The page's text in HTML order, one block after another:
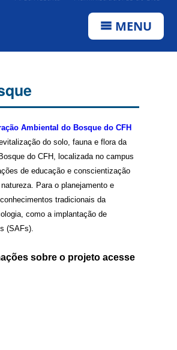
MENU
Ambiental do Bosque do CFH
do solo, fauna e flora da
do CFH, localizada no campus
de educação e conscientização
Para o planejamento e
tradicionais da
como a implantação de
(SAFs).
sobre o projeto acesse